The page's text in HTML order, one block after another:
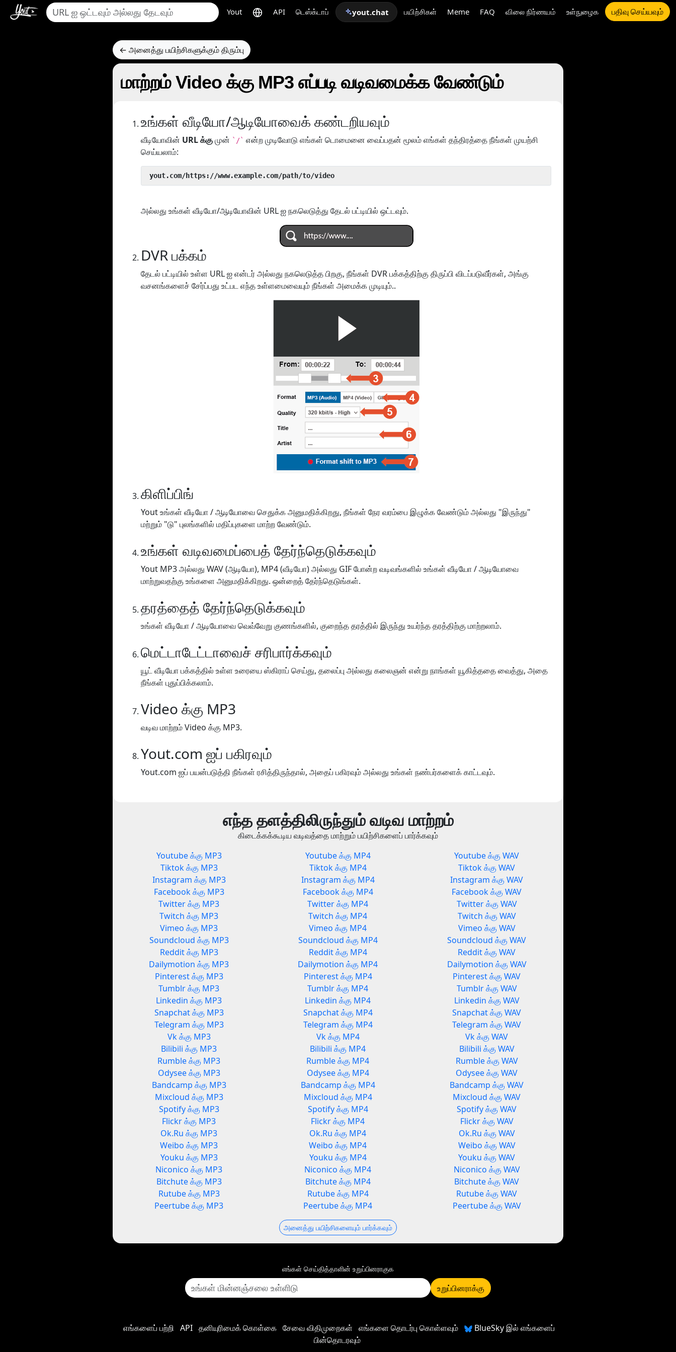
Yout API டெஸ்க்டாப் yout.chat பயிற்சிகள் Meme FAQ விலை நிர்ணயம் உள்நுழைக பதிவு செய்யவும்
← அனைத்து பயிற்சிகளுக்கும் திரும்பு
மாற்றம் Video க்கு MP3 எப்படி வடிவமைக்க வேண்டும்
உங்கள் வீடியோ/ஆடியோவைக் கண்டறியவும்
வீடியோவின் URL க்குமுன் `/` என்ற முடிவோடு எங்கள் டொமைனை வைப்பதன் மூலம் எங்கள் தந்திரத்தை நீங்கள் முயற்சி
செய்யலாம்:
yout.com/https://www.example.com/path/to/video
அல்லது உங்கள் வீடியோ/ஆடியோவின் URL ஐ நகலெடுத்து தேடல் பட்டியில் ஒட்டவும்.
DVR பக்கம்
தேடல் பட்டியில் உள்ள URL ஐ என்டர் அல்லது நகலெடுத்த பிறகு, நீங்கள் DVR பக்கத்திற்கு திருப்பி விடப்படுவீர்கள், அங்கு
வசனங்களைச் சேர்ப்பது உட்பட எந்த உள்ளமைவையும் நீங்கள் அமைக்க முடியும்..
கிளிப்பிங்
Yout உங்கள் வீடியோ / ஆடியோவை செதுக்க அனுமதிக்கிறது, நீங்கள் நேர வரம்பை இழுக்க வேண்டும் அல்லது "இருந்து"
மற்றும் "டு" புலங்களில் மதிப்புகளை மாற்ற வேண்டும்.
உங்கள் வடிவமைப்பைத் தேர்ந்தெடுக்கவும்
Yout MP3 அல்லது WAV (ஆடியோ), MP4 (வீடியோ) அல்லது GIF போன்ற வடிவங்களில் உங்கள் வீடியோ / ஆடியோவை
மாற்றுவதற்கு உங்களை அனுமதிக்கிறது. ஒன்றைத் தேர்ந்தெடுங்கள்.
தரத்தைத் தேர்ந்தெடுக்கவும்
உங்கள் வீடியோ / ஆடியோவை வெவ்வேறு குணங்களில், குறைந்த தரத்தில் இருந்து உயர்ந்த தரத்திற்கு மாற்றலாம்.
மெட்டாடேட்டாவைச் சரிபார்க்கவும்
யூட் வீடியோ பக்கத்தில் உள்ள உரையை ஸ்கிராப் செய்து, தலைப்பு அல்லது கலைஞன் என்று நாங்கள் யூகித்ததை வைத்து, அதை
நீங்கள் புதுப்பிக்கலாம்.
Video க்கு MP3
வடிவ மாற்றம் Video க்கு MP3.
Yout.com ஐப் பகிரவும்
Yout.com ஐப் பயன்படுத்தி நீங்கள் ரசித்திருந்தால், அதைப் பகிரவும் அல்லது உங்கள் நண்பர்களைக் காட்டவும்.
எந்த தளத்திலிருந்தும் வடிவ மாற்றம்
கிடைக்கக்கூடிய வடிவத்தை மாற்றும் பயிற்சிகளைப் பார்க்கவும்
Youtube க்கு MP3
Tiktok க்கு MP3
Instagram க்கு MP3
Facebook க்கு MP3
Twitter க்கு MP3
Twitch க்கு MP3
Vimeo க்கு MP3
Soundcloud க்கு MP3
Reddit க்கு MP3
Dailymotion க்கு MP3
Pinterest க்கு MP3
Tumblr க்கு MP3
Linkedin க்கு MP3
Snapchat க்கு MP3
Telegram க்கு MP3
Vk க்கு MP3
Bilibili க்கு MP3
Rumble க்கு MP3
Odysee க்கு MP3
Bandcamp க்கு MP3
Mixcloud க்கு MP3
Spotify க்கு MP3
Flickr க்கு MP3
Ok.Ru க்கு MP3
Weibo க்கு MP3
Youku க்கு MP3
Niconico க்கு MP3
Bitchute க்கு MP3
Rutube க்கு MP3
Peertube க்கு MP3
Youtube க்கு MP4
Tiktok க்கு MP4
Instagram க்கு MP4
Facebook க்கு MP4
Twitter க்கு MP4
Twitch க்கு MP4
Vimeo க்கு MP4
Soundcloud க்கு MP4
Reddit க்கு MP4
Dailymotion க்கு MP4
Pinterest க்கு MP4
Tumblr க்கு MP4
Linkedin க்கு MP4
Snapchat க்கு MP4
Telegram க்கு MP4
Vk க்கு MP4
Bilibili க்கு MP4
Rumble க்கு MP4
Odysee க்கு MP4
Bandcamp க்கு MP4
Mixcloud க்கு MP4
Spotify க்கு MP4
Flickr க்கு MP4
Ok.Ru க்கு MP4
Weibo க்கு MP4
Youku க்கு MP4
Niconico க்கு MP4
Bitchute க்கு MP4
Rutube க்கு MP4
Peertube க்கு MP4
Youtube க்கு WAV
Tiktok க்கு WAV
Instagram க்கு WAV
Facebook க்கு WAV
Twitter க்கு WAV
Twitch க்கு WAV
Vimeo க்கு WAV
Soundcloud க்கு WAV
Reddit க்கு WAV
Dailymotion க்கு WAV
Pinterest க்கு WAV
Tumblr க்கு WAV
Linkedin க்கு WAV
Snapchat க்கு WAV
Telegram க்கு WAV
Vk க்கு WAV
Bilibili க்கு WAV
Rumble க்கு WAV
Odysee க்கு WAV
Bandcamp க்கு WAV
Mixcloud க்கு WAV
Spotify க்கு WAV
Flickr க்கு WAV
Ok.Ru க்கு WAV
Weibo க்கு WAV
Youku க்கு WAV
Niconico க்கு WAV
Bitchute க்கு WAV
Rutube க்கு WAV
Peertube க்கு WAV
அனைத்து பயிற்சிகளையும் பார்க்கவும்
எங்கள் செய்தித்தாளின் உறுப்பினராகுக
உறுப்பினராக்கு
எங்களைப் பற்றி API தனியுரிமைக் கொள்கை சேவை விதிமுறைகள் எங்களை தொடர்பு கொள்ளவும்
BlueSky இல் எங்களைப்
பின்தொடரவும்